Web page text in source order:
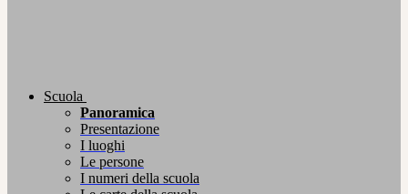
Scuola
Panoramica
Presentazione
I luoghi
Le persone
I numeri della scuola